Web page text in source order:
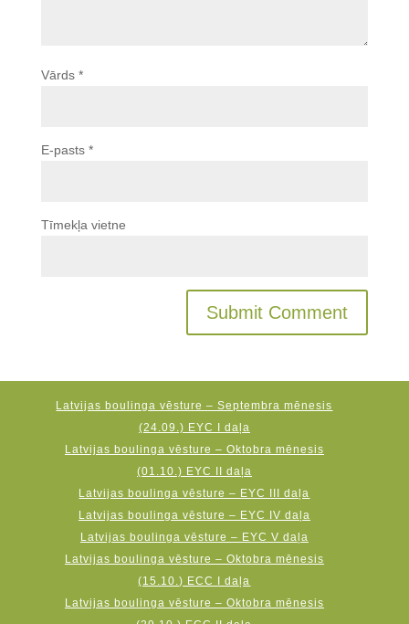
Vārds *
E-pasts *
Tīmekļa vietne
Latvijas boulinga vēsture – Septembra mēnesis
(24.09.) EYC I daļa
Latvijas boulinga vēsture – Oktobra mēnesis
(01.10.) EYC II daļa
Latvijas boulinga vēsture – EYC III daļa
Latvijas boulinga vēsture – EYC IV daļa
Latvijas boulinga vēsture – EYC V daļa
Latvijas boulinga vēsture – Oktobra mēnesis
(15.10.) ECC I daļa
Latvijas boulinga vēsture – Oktobra mēnesis